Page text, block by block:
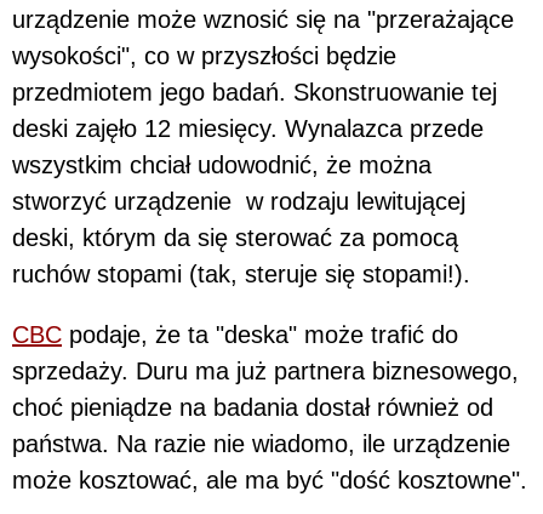
urządzenie może wznosić się na "przerażające
wysokości", co w przyszłości będzie
przedmiotem jego badań. Skonstruowanie tej
deski zajęło 12 miesięcy. Wynalazca przede
wszystkim chciał udowodnić, że można
stworzyć urządzenie w rodzaju lewitującej
deski, którym da się sterować za pomocą
ruchów stopami (tak, steruje się stopami!).
CBC podaje, że ta "deska" może trafić do
sprzedaży. Duru ma już partnera biznesowego,
choć pieniądze na badania dostał również od
państwa. Na razie nie wiadomo, ile urządzenie
może kosztować, ale ma być "dość kosztowne".